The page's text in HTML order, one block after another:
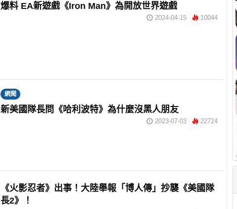
爆料 EA新遊戲《Iron Man》為開放世界遊戲
2024-04-15 10044
網聞
新美國隊長問《哈利波特》為什麼沒黑人朋友
2023-07-03 22724
《火影忍者》出事！大陸舉報「博人傳」抄襲《美國隊
長2》！